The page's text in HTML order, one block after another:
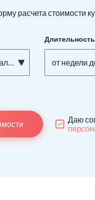
расчета стоимости
от недели
Даю